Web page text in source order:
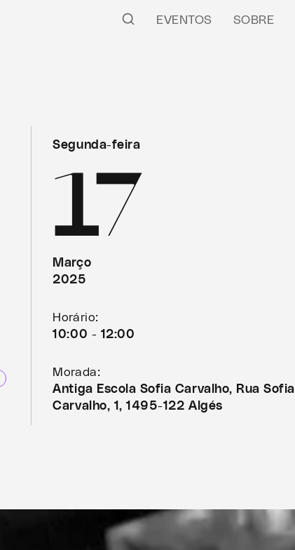
EVENTOS SOBRE
Segunda-feira
17
Março
2025
Horário:
10:00 - 12:00
Morada:
Antiga Escola Sofia Carvalho, Rua Sofia
Carvalho, 1, 1495-122 Algés